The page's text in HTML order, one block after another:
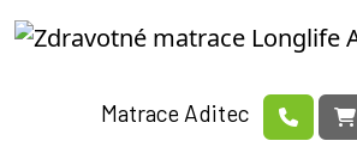
Matrace Aditec